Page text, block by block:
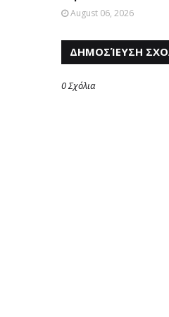
August 06, 2026
ΔΗΜΟΣΊΕΥΣΗ
0 Σχόλια